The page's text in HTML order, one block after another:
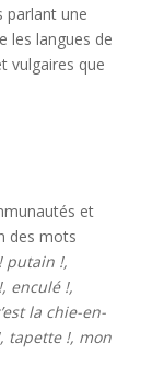
parlant une
les langues de
vulgaires que
et
des mots
putain !,
enculé !,
la chie-en-
tapette !, mon